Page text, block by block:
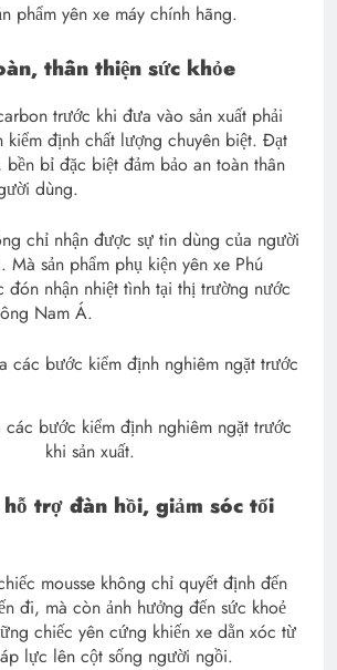
phẩm yên xe máy chính hãng.
thân thiện sức khỏe
trước khi đưa vào sản xuất phải
kiểm định chất lượng chuyên biệt. Đạt
bền bỉ đặc biệt đảm bảo an toàn thân
dùng.
chỉ nhận được sự tin dùng của người
sản phẩm phụ kiện yên xe Phú
nhận nhiệt tình tại thị trường nước
Nam Á.
các bước kiểm định nghiêm ngặt trước
khi sản xuất.
trợ đàn hồi, giảm sóc tối
mousse không chỉ quyết định đến
đi, mà còn ảnh hưởng đến sức khoẻ
chiếc yên cứng khiến xe dằn xóc từ
lực lên cột sống người ngồi.